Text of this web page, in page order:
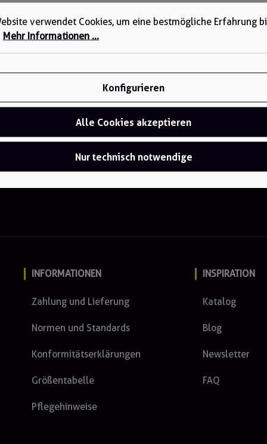
INFORMATIONEN
Zahlung und Lieferung
Normen und Standards
Konformitätserklärungen
Größentabelle
Pflegehinweise
INSPIRATION
Katalog
Blog
Newsletter
FAQ
verwendet Cookies, um eine bestmögliche Erfahrung
Mehr Informationen ...
Konfigurieren
Alle Cookies akzeptieren
Nur technisch notwendige